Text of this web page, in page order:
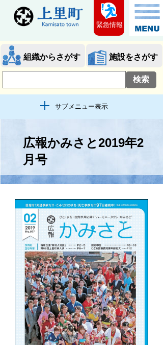
組織からさがす 施設をさがす
サブメニュー表示
緊急情報
広報かみさと2019年2
月号